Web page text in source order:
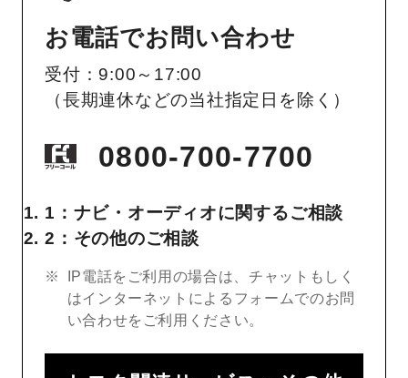
お電話でお問い合わせ
受付：9:00～17:00
（長期連休などの当社指定日を除く）
0800-700-7700
1：ナビ・オーディオに関するご相談
2：その他のご相談
IP電話をご利用の場合は、チャットもしく
はインターネットによるフォームでのお問
い合わせをご利用ください。